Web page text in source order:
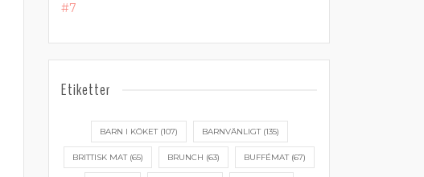
#7
Etiketter
BARN I KÖKET(107) BARNVÄNLIGT(135)
BRITTISK MAT(65) BRUNCH (63) BUFFÉMAT(67)